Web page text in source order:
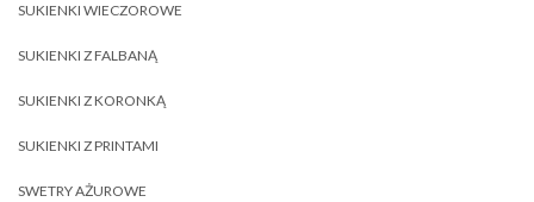
SUKIENKI WIECZOROWE
SUKIENKI Z FALBANĄ
SUKIENKI Z KORONKĄ
SUKIENKI Z PRINTAMI
SWETRY AŻUROWE